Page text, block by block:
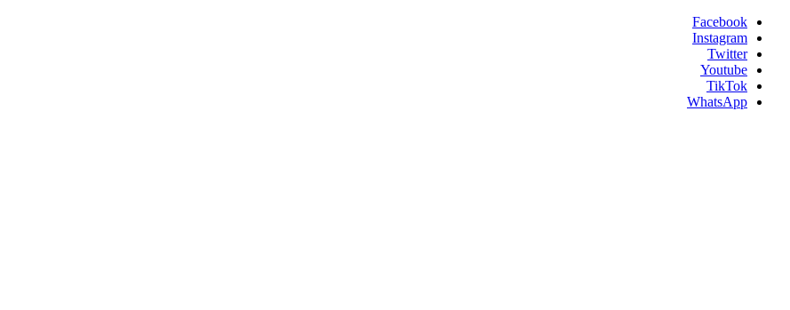
Skip
content
Facebook
Instagram
Twitter
Youtube
TikTok
WhatsApp